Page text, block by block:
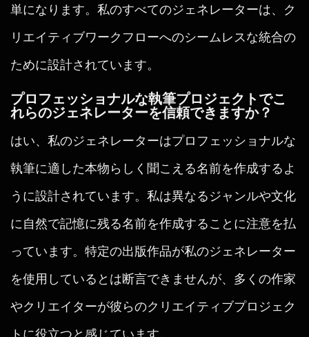
単になります。私のすべてのジェネレーターは、ク
リエイティブワークフローへのシームレスな統合の
ために設計されています。
プロフェッショナルな執筆プロジェクトでこ
れらのジェネレーターを信頼できますか？
はい、私のジェネレーターはプロフェッショナルな
執筆に適した本物らしく聞こえる名前を作成するよ
うに設計されています。私は異なるジャンルや文化
に自然で記憶に残る名前を作成することに注意を払
っています。特定の出版作品が私のジェネレーター
を使用しているとは断言できませんが、多くの作家
やクリエイターが彼らのクリエイティブプロジェク
トに役立つと感じています。